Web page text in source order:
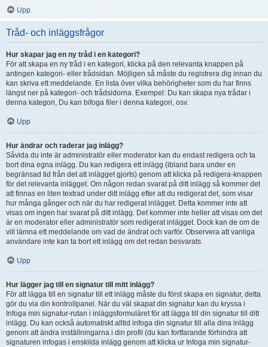
Upp
Tråd- och inläggsfrågor
Hur skapar jag en ny tråd i en kategori?
För att skapa en ny tråd i en kategori, klicka på den relevanta knappen på
antingen kategori- eller trådsidan. Möjligen så måste du registrera dig innan du
kan skriva ett meddelande. En lista över vilka behörigheter som du har finns
längst ner på kategori- och trådsidorna. Exempel: Du kan skapa nya trådar i
denna kategori, Du kan bifoga filer i denna kategori, osv.
Upp
Hur ändrar och raderar jag inlägg?
Såvida du inte är administratör eller moderator kan du endast redigera och ta
bort dina egna inlägg. Du kan redigera ett inlägg (ibland bara under en
begränsad tid från det att inlägget gjorts) genom att klicka på redigera-knappen
för det relevanta inlägget. Om någon redan svarat på ditt inlägg så kommer det
att finnas en liten textrad under ditt inlägg efter att du redigerat det, som visar
hur många gånger och när du har redigerat inlägget. Detta kommer inte att
visas om ingen har svarat på ditt inlägg. Det kommer inte heller att visas om det
är en moderator eller administratör som redigerat inlägget. Dock kan de om de
vill lämna ett meddelande om vad de ändrat och varför. Observera att vanliga
användare inte kan ta bort ett inlägg om det redan besvarats.
Upp
Hur lägger jag till en signatur till mitt inlägg?
För att lägga till en signatur till ett inlägg måste du först skapa en signatur, detta
gör du via din kontrollpanel. När du väl skapat din signatur kan du kryssa i
Infoga min signatur-rutan i inläggsformuläret för att lägga till din signatur till ditt
inlägg. Du kan också automatiskt alltid infoga din signatur till alla dina inlägg
genom att ändra inställningarna i din profil (du kan fortfarande förhindra att
signaturen infogas i enskilda inlägg genom att klicka ur Infoga min signatur-